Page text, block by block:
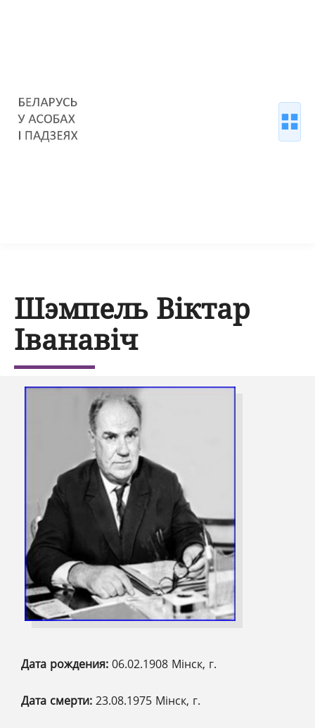
Шэмпель Віктар
Іванавіч
Дата рождения: 06.02.1908 Мінск, г.
Дата смерти: 23.08.1975 Мінск, г.